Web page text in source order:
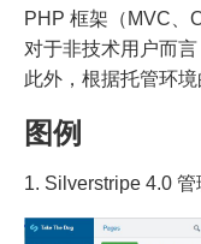
PHP 框架（MVC、
对于非技术用户而
此外，根据托管环
图例
1. Silverstripe 4.0 管